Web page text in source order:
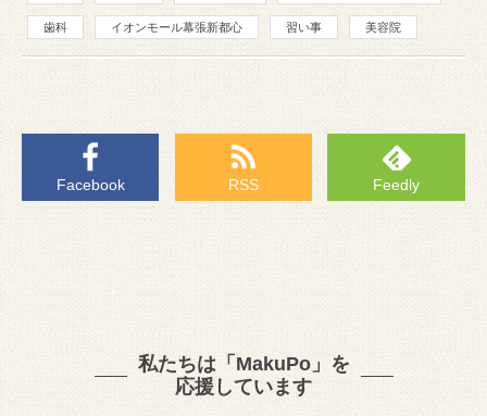
歯科 イオンモール幕張新都心 習い事 美容院
Facebook RSS Feedly
私たちは「MakuPo」を
応援しています